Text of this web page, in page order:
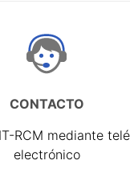
CONTACTO
RCM mediante
electrónico